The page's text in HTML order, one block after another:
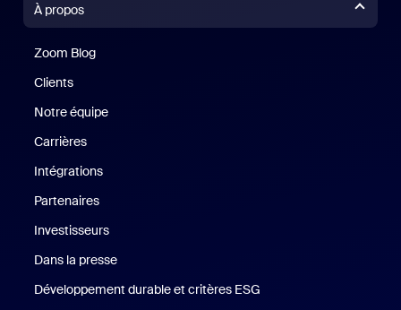
À propos
Zoom Blog
Clients
Notre équipe
Carrières
Intégrations
Partenaires
Investisseurs
Dans la presse
Développement durable et critères ESG